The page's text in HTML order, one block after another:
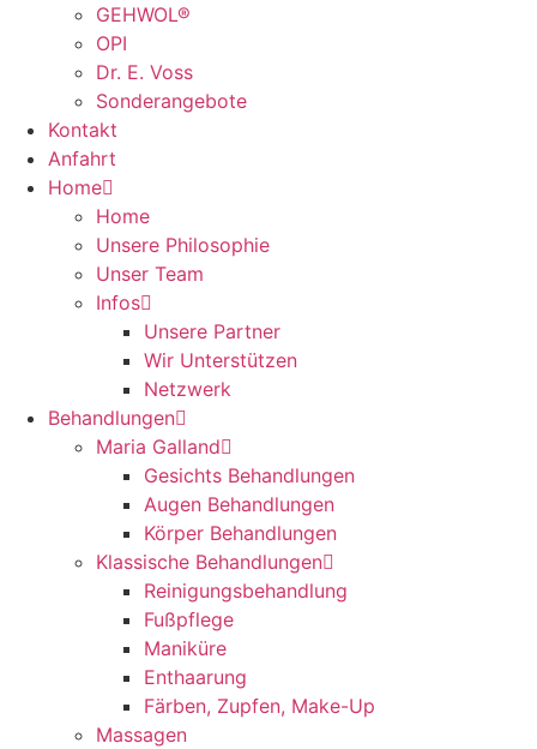
GEHWOL®
OPI
Dr. E. Voss
Sonderangebote
Kontakt
Anfahrt
Home
Home
Unsere Philosophie
Unser Team
Infos
Unsere Partner
Wir Unterstützen
Netzwerk
Behandlungen
Maria Galland
Gesichts Behandlungen
Augen Behandlungen
Körper Behandlungen
Klassische Behandlungen
Reinigungsbehandlung
Fußpflege
Maniküre
Enthaarung
Färben, Zupfen, Make-Up
Massagen